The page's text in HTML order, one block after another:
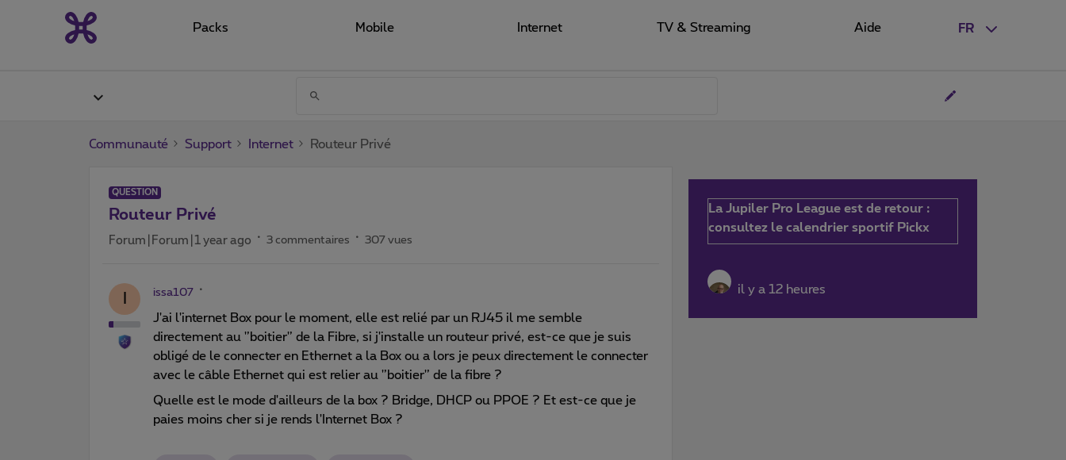
FR
Packs Mobile Internet TV & Streaming Aide
Communauté Support Internet Routeur Privé
QUESTION
Routeur Privé
Forum|Forum|1 year ago 3 commentaires 307 vues
issa107
J'ai l'internet Box pour le moment, elle est relié par un RJ45 il me semble
directement au '’boitier'’ de la Fibre, si j'installe un routeur privé, est-ce que je suis
obligé de le connecter en Ethernet a la Box ou a lors je peux directement le connecter
avec le câble Ethernet qui est relier au '’boitier'’ de la fibre ?
Quelle est le mode d'ailleurs de la box ? Bridge, DHCP ou PPOE ? Et est-ce que je
paies moins cher si je rends l'Internet Box ?
La Jupiler Pro League est de retour :
consultez le calendrier sportif Pickx
il y a 12 heures